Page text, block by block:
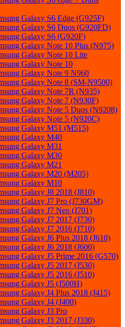
Galaxy S6 Edge (G925F)
Galaxy S6 Duos (G920FD)
Galaxy S6 (G920F)
Galaxy Note 10 Plus (N975)
Galaxy Note 10 Lite
Galaxy Note 10
Galaxy Note 9 N960
Galaxy Note 8 (SM-N9500)
Galaxy Note 7R (N935)
Galaxy Note 7 (N930F)
Galaxy Note 5 Duos (N9208)
Galaxy Note 5 (N920C)
Galaxy M51 (M515)
Galaxy M40
Galaxy M31
Galaxy M30
Galaxy M21
Galaxy M20 (M205)
Galaxy M10
Galaxy J8 2018 (J810)
Galaxy J7 Pro (J730GM)
Galaxy J7 Neo (J701)
Galaxy J7 2017 (J730)
Galaxy J7 2016 (J710)
Galaxy J6 Plus 2018 (J610)
Galaxy J6 2018 (J600)
Galaxy J5 Prime 2016 (G570)
Galaxy J5 2017 (J530)
Galaxy J5 2016 (J510)
Galaxy J5 (J500H)
Galaxy J4 Plus 2018 (J415)
Galaxy J4 (J400)
Galaxy J3 Pro
Galaxy J3 2017 (J330)